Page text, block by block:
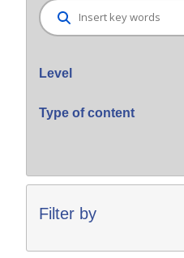
Level
Type of content
Filter by